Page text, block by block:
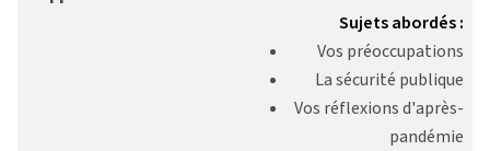
Sujets abordés :
Vos préoccupations
La sécurité publique
Vos réflexions d'après-
pandémie